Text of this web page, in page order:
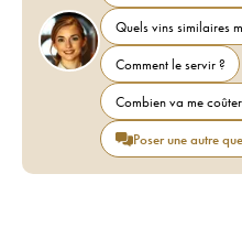
Quels vins similaires
Comment le servir ?
Combien va me
Poser une autre